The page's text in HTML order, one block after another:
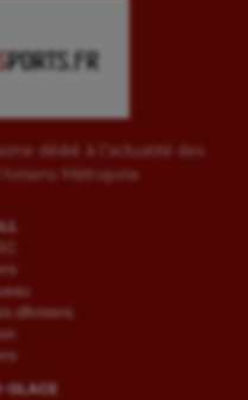
dédié à l'actualité des
Métropole.
d’Amiens
GLACE